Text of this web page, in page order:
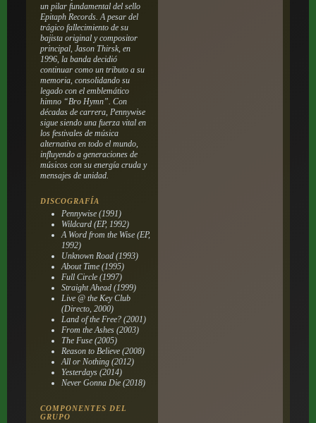
un pilar fundamental del sello
Epitaph Records. A pesar del
trágico fallecimiento de su
bajista original y compositor
principal, Jason Thirsk, en
1996, la banda decidió
continuar como un tributo a su
memoria, consolidando su
legado con el emblemático
himno “Bro Hymn”. Con
décadas de carrera, Pennywise
sigue siendo una fuerza vital en
los festivales de música
alternativa en todo el mundo,
influyendo a generaciones de
músicos con su energía cruda y
mensajes de unidad.
DISCOGRAFÍA
Pennywise (1991)
Wildcard (EP, 1992)
A Word from the Wise (EP,
1992)
Unknown Road (1993)
About Time (1995)
Full Circle (1997)
Straight Ahead (1999)
Live @ the Key Club
(Directo, 2000)
Land of the Free? (2001)
From the Ashes (2003)
The Fuse (2005)
Reason to Believe (2008)
All or Nothing (2012)
Yesterdays (2014)
Never Gonna Die (2018)
COMPONENTES DEL
GRUPO